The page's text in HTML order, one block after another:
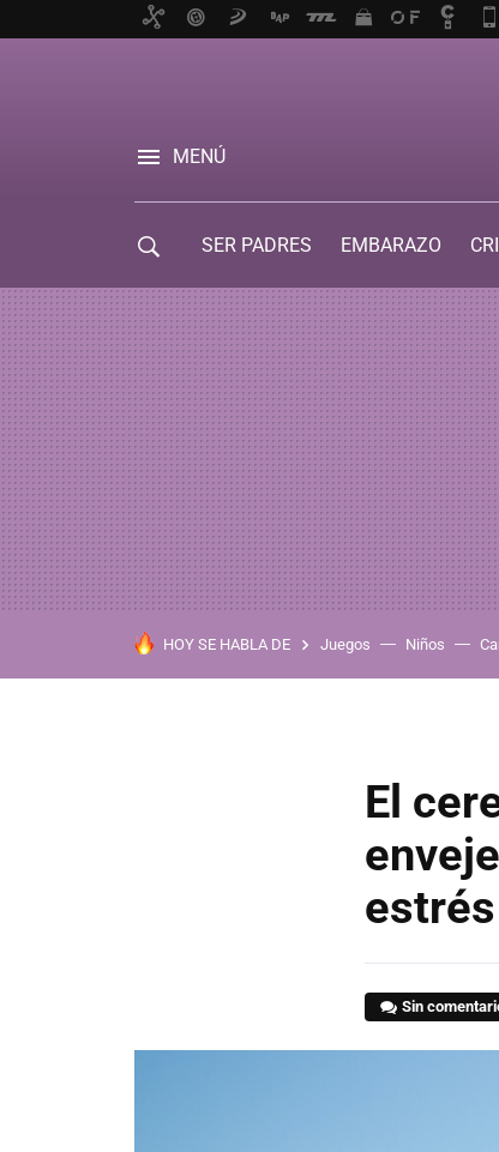
MENÚ
SER PADRES EMBARAZO
HOY SE HABLA DE Juegos Niños
El
Sin